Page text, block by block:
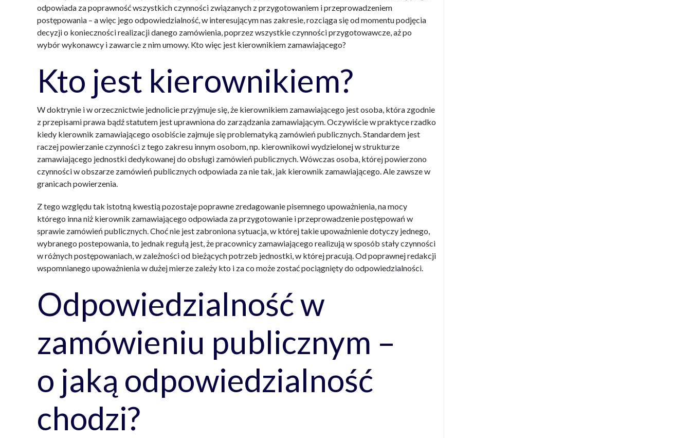
odpowiada za poprawność wszystkich czynności związanych z przygotowaniem i przeprowadzeniem
postępowania – a więc jego odpowiedzialność, w interesującym nas zakresie, rozciąga się od momentu podjęcia
decyzji o konieczności realizacji danego zamówienia, poprzez wszystkie czynności przygotowawcze, aż po
wybór wykonawcy i zawarcie z nim umowy. Kto więc jest kierownikiem zamawiającego?
Kto jest kierownikiem?
W doktrynie i w orzecznictwie jednolicie przyjmuje się, że kierownikiem zamawiającego jest osoba, która zgodnie
z przepisami prawa bądź statutem jest uprawniona do zarządzania zamawiającym. Oczywiście w praktyce rzadko
kiedy kierownik zamawiającego osobiście zajmuje się problematyką zamówień publicznych. Standardem jest
raczej powierzanie czynności z tego zakresu innym osobom, np. kierownikowi wydzielonej w strukturze
zamawiającego jednostki dedykowanej do obsługi zamówień publicznych. Wówczas osoba, której powierzono
czynności w obszarze zamówień publicznych odpowiada za nie tak, jak kierownik zamawiającego. Ale zawsze w
granicach powierzenia.
Z tego względu tak istotną kwestią pozostaje poprawne zredagowanie pisemnego upoważnienia, na mocy
którego inna niż kierownik zamawiającego odpowiada za przygotowanie i przeprowadzenie postępowań w
sprawie zamówień publicznych. Choć nie jest zabroniona sytuacja, w której takie upoważnienie dotyczy jednego,
wybranego postepowania, to jednak regułą jest, że pracownicy zamawiającego realizują w sposób stały czynności
w różnych postępowaniach, w zależności od bieżących potrzeb jednostki, w której pracują. Od poprawnej redakcji
wspomnianego upoważnienia w dużej mierze zależy kto i za co może zostać pociągnięty do odpowiedzialności.
Odpowiedzialność w
zamówieniu publicznym –
o jaką odpowiedzialność
chodzi?